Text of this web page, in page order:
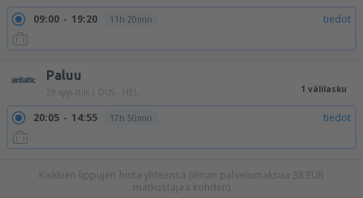
09:00 19:20 11h 20min tiedot
Paluu
29 syys (tiis.) DUS - HEL 1 välilasku
20:05 14:55 17h 50min tiedot
Kaikkien lippujen hinta yhteensä (ilman palvelumaksua 38 EUR
matkustajaa kohden)